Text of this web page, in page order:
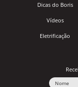
Dicas do Boris
Vídeos
Eletrificação